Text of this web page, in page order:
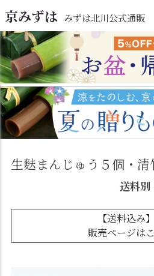
京みずは みずは北川公式通販
生麩まんじゅう５個・清
送料別
【送料込み
販売ページは